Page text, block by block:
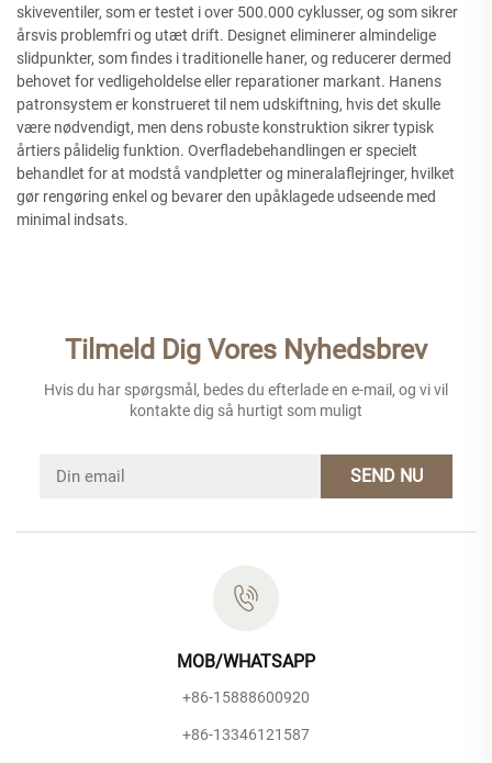
skiveventiler, som er testet i over 500.000 cyklusser, og som sikrer
årsvis problemfri og utæt drift. Designet eliminerer almindelige
slidpunkter, som findes i traditionelle haner, og reducerer dermed
behovet for vedligeholdelse eller reparationer markant. Hanens
patronsystem er konstrueret til nem udskiftning, hvis det skulle
være nødvendigt, men dens robuste konstruktion sikrer typisk
årtiers pålidelig funktion. Overfladebehandlingen er specielt
behandlet for at modstå vandpletter og mineralaflejringer, hvilket
gør rengøring enkel og bevarer den upåklagede udseende med
minimal indsats.
Tilmeld Dig Vores Nyhedsbrev
Hvis du har spørgsmål, bedes du efterlade en e-mail, og vi vil
kontakte dig så hurtigt som muligt
SEND NU
MOB/WHATSAPP
+86-15888600920
+86-13346121587